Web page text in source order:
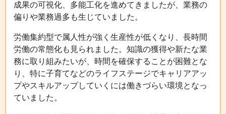
成果の可視化、多能工化を進めてきましたが、業務の
偏りや業務過多も生じていました。
労働集約型で属人性が強く生産性が低くなり、長時間
労働の常態化も見られました。知識の獲得や新たな業
務に取り組みたいが、時間を確保することが困難とな
り、特に子育てなどのライフステージでキャリアアッ
プやスキルアップしていくには働きづらい環境となっ
ていました。